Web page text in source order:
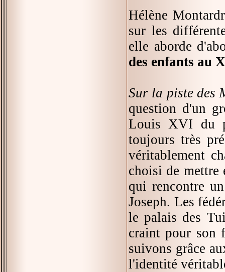
Hélène
sur les
elle aborde
des enfants au
Sur la piste des
question d'un
Louis XVI du
toujours très
véritablement
choisi de mettre
qui rencontre
Joseph. Les
le palais des
craint pour son
suivons grâce
l'identité